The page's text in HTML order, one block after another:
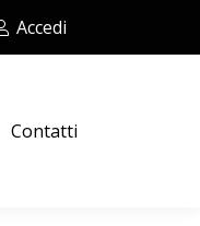
Accedi
Contatti